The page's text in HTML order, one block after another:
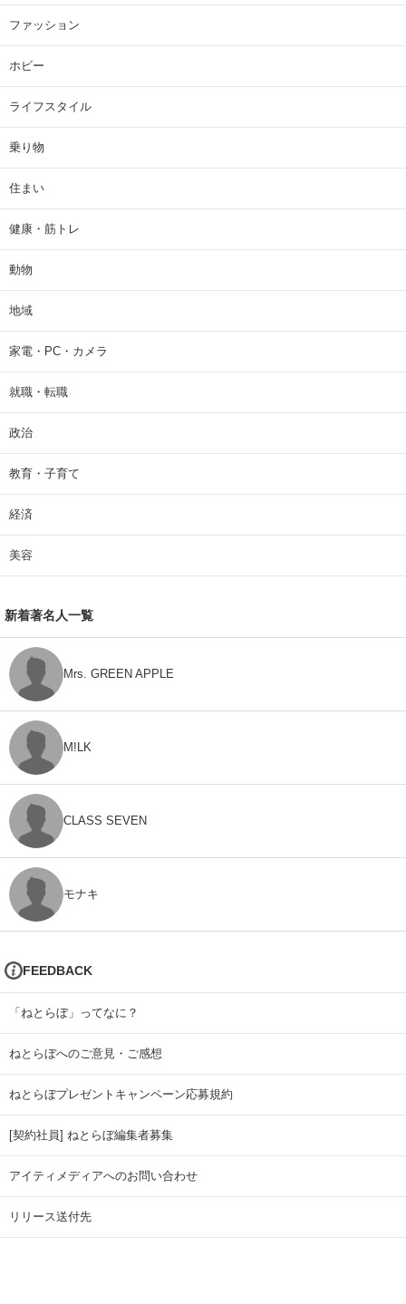
ファッション
ホビー
ライフスタイル
乗り物
住まい
健康・筋トレ
動物
地域
家電・PC・カメラ
就職・転職
政治
教育・子育て
経済
美容
新着著名人一覧
Mrs. GREEN APPLE
M!LK
CLASS SEVEN
モナキ
FEEDBACK
「ねとらぼ」ってなに？
ねとらぼへのご意見・ご感想
ねとらぼプレゼントキャンペーン応募規約
[契約社員] ねとらぼ編集者募集
アイティメディアへのお問い合わせ
リリース送付先